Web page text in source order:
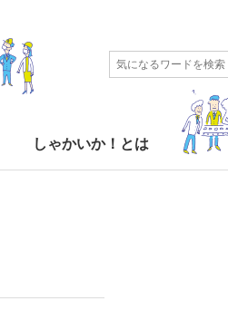
しゃかいか！とは